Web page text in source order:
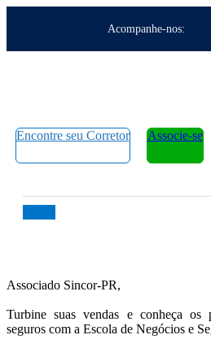
Acompanhe-nos:
Encontre seu Corretor
Associe-se
Associado Sincor-PR,
Turbine suas vendas e conheça os
seguros com a Escola de Negócios e